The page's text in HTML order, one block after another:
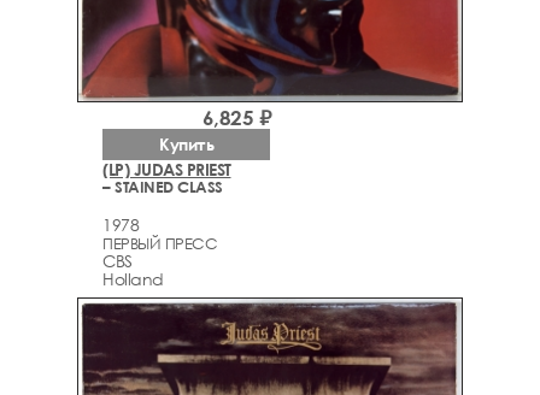
(LP) JUDAS PRIEST
– STAINED CLASS
1978
ПЕРВЫЙ ПРЕСС
CBS
Holland
6,825 ₽
Купить